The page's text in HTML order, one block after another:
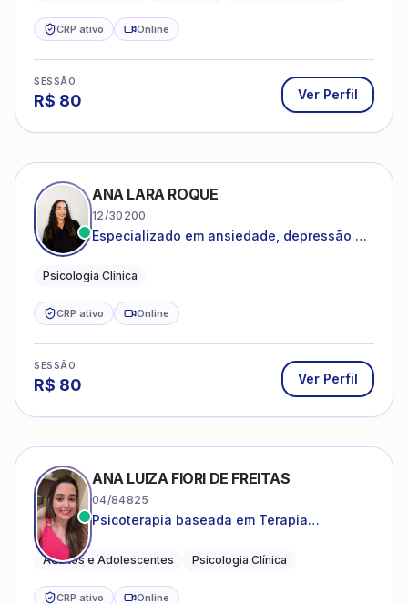
CRP ativo Online
SESSÃO
R$ 80 Ver Perfil
ANA LARA ROQUE
12/30200
Especializado em ansiedade, depressão e
Psicologia Clínica
CRP ativo Online
SESSÃO
R$ 80 Ver Perfil
ANA LUIZA FIORI DE FREITAS
04/84825
Psicoterapia baseada em Terapia
Adultos e Adolescentes Psicologia Clínica
CRP ativo Online